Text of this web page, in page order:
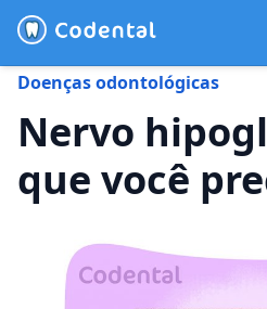
(31) 4042-0882
Blog
Preço
Doenças odontológicas
Nervo
que você